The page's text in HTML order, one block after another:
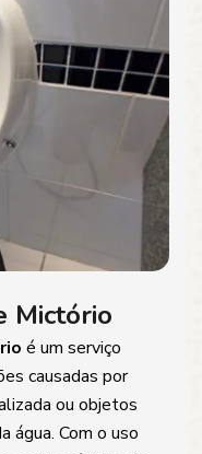
Mictório
é um serviço
causadas por
ou objetos
água. Com o uso